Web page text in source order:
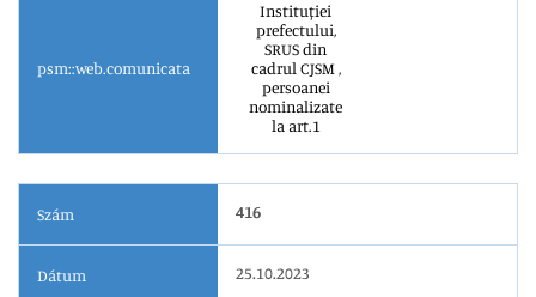
psm::web.comunicata
Instituției
prefectului,
SRUS din
cadrul CJSM ,
persoanei
nominalizate
la art.1
Szám 416
Dátum 25.10.2023